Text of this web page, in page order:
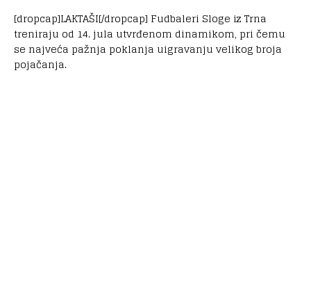
[dropcap]LAKTAŠI[/dropcap] Fudbaleri Sloge iz Trna
treniraju od 14. jula utvrđenom dinamikom, pri čemu
se najveća pažnja poklanja uigravanju velikog broja
pojačanja.